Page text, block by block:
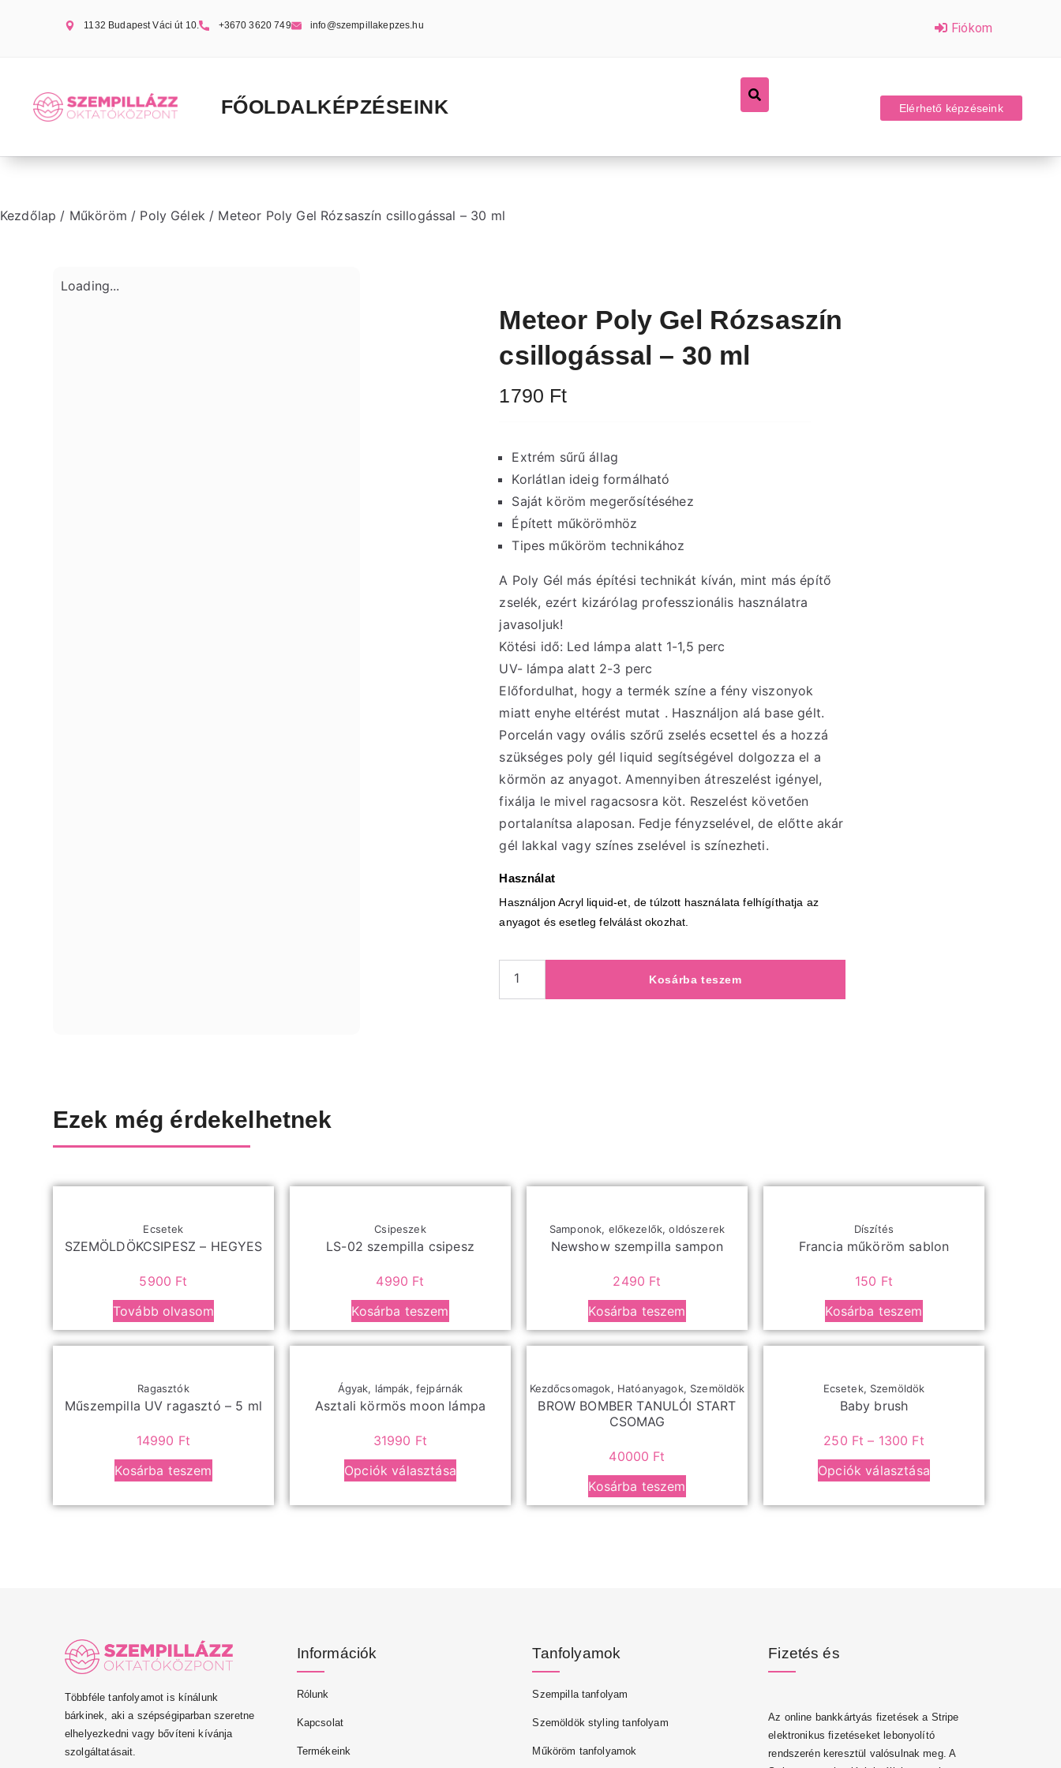
1132 Budapest Váci út 10. +3670 3620 749 info@szempillakepzes.hu Fiókom
FŐOLDALKÉPZÉSEINK Elérhető képzéseink
Kezdőlap / Műköröm / Poly Gélek/ Meteor Poly Gel Rózsaszín csillogással – 30 ml
Loading...
Meteor Poly Gel Rózsaszín
csillogással – 30 ml
1790 Ft
Extrém sűrű állag
Korlátlan ideig formálható
Saját köröm megerősítéséhez
Épített műkörömhöz
Tipes műköröm technikához
A Poly Gél más építési technikát kíván, mint más építő
zselék, ezért kizárólag professzionális használatra
javasoljuk!
Kötési idő: Led lámpa alatt 1-1,5 perc
UV- lámpa alatt 2-3 perc
Előfordulhat, hogy a termék színe a fény viszonyok
miatt enyhe eltérést mutat . Használjon alá base gélt.
Porcelán vagy ovális szőrű zselés ecsettel és a hozzá
szükséges poly gél liquid segítségével dolgozza el a
körmön az anyagot. Amennyiben átreszelést igényel,
fixálja le mivel ragacsosra köt. Reszelést követően
portalanítsa alaposan. Fedje fényzselével, de előtte akár
gél lakkal vagy színes zselével is színezheti.
Használat
Használjon Acryl liquid-et, de túlzott használata felhígíthatja az
anyagot és esetleg felválást okozhat.
Kosárba teszem
Ezek még érdekelhetnek
Ecsetek
SZEMÖLDÖKCSIPESZ – HEGYES
5900 Ft
Tovább olvasom
Csipeszek
LS-02 szempilla csipesz
4990 Ft
Kosárba teszem
Samponok, előkezelők, oldószerek
Newshow szempilla sampon
2490 Ft
Kosárba teszem
Díszítés
Francia műköröm sablon
150 Ft
Kosárba teszem
Ragasztók
Műszempilla UV ragasztó – 5 ml
14990 Ft
Kosárba teszem
Ágyak, lámpák, fejpárnák
Asztali körmös moon lámpa
31990 Ft
Opciók választása
Kezdőcsomagok, Hatóanyagok, Szemöldök
BROW BOMBER TANULÓI START
CSOMAG
40000 Ft
Kosárba teszem
Ecsetek, Szemöldök
Baby brush
250 Ft – 1300 Ft
Opciók választása
Többféle tanfolyamot is kínálunk
bárkinek, aki a szépségiparban szeretne
elhelyezkedni vagy bővíteni kívánja
szolgáltatásait.
Információk
Rólunk
Kapcsolat
Termékeink
Tanfolyamok
Szempilla tanfolyam
Szemöldök styling tanfolyam
Műköröm tanfolyamok
Fizetés és
Az online bankkártyás fizetések a Stripe
elektronikus fizetéseket lebonyolító
rendszerén keresztül valósulnak meg. A